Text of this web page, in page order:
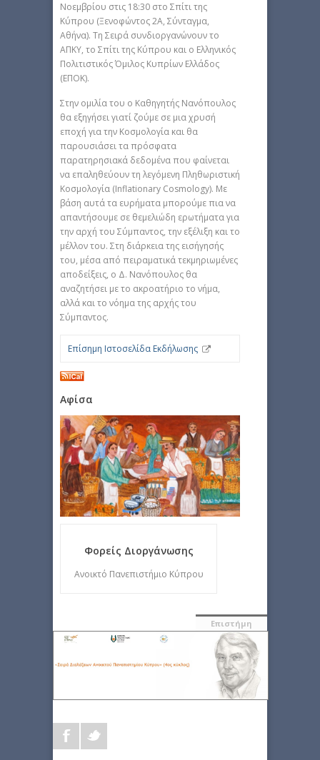
Νοεμβρίου στις 18:30 στο Σπίτι της
Κύπρου (Ξενοφώντος 2Α, Σύνταγμα,
Αθήνα). Τη Σειρά συνδιοργανώνουν το
ΑΠΚΥ, το Σπίτι της Κύπρου και ο Ελληνικός
Πολιτιστικός Όμιλος Κυπρίων Ελλάδος
(ΕΠΟΚ).
Στην ομιλία του ο Καθηγητής Νανόπουλος
θα εξηγήσει γιατί ζούμε σε μια χρυσή
εποχή για την Κοσμολογία και θα
παρουσιάσει τα πρόσφατα
παρατηρησιακά δεδομένα που φαίνεται
να επαληθεύουν τη λεγόμενη Πληθωριστική
Κοσμολογία (Inflationary Cosmology). Με
βάση αυτά τα ευρήματα μπορούμε πια να
απαντήσουμε σε θεμελιώδη ερωτήματα για
την αρχή του Σύμπαντος, την εξέλιξη και το
μέλλον του. Στη διάρκεια της εισήγησής
του, μέσα από πειραματικά τεκμηριωμένες
αποδείξεις, ο Δ. Νανόπουλος θα
αναζητήσει με το ακροατήριο το νήμα,
αλλά και το νόημα της αρχής του
Σύμπαντος.
Επίσημη Ιστοσελίδα Εκδήλωσης
Αφίσα
Φορείς Διοργάνωσης
Ανοικτό Πανεπιστήμιο Κύπρου
Επιστήμη